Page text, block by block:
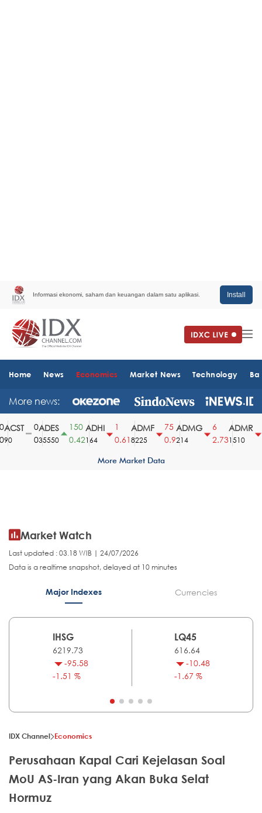
Informasi ekonomi, saham dan keuangan dalam satu aplikasi. Install
Home News Economics Market News Technology
More news:
ADES
35550
150
0.42
ADHI
164
0.61
ADMF
8225
75
0.9
ADMG
214
2.73
ADMR
1510
More Market Data
Market Watch
Last updated : 03.18 WIB | 24/07/2026
Data is a realtime snapshot, delayed at 10 minutes
Major Indexes Currencies
IHSG
6219.73
-95.58
-1.51 %
LQ45
616.64
-10.48
-1.67 %
IDX Channel Economics
Perusahaan Kapal Cari Kejelasan Soal
MoU AS-Iran yang Akan Buka Selat
Hormuz